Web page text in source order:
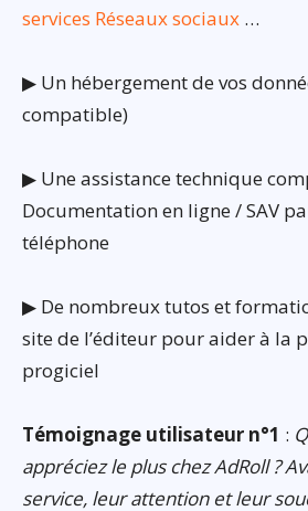
services Réseaux sociaux …
▶ Un hébergement de vos
compatible)
▶ Une assistance technique
Documentation en ligne / SAV
téléphone
▶ De nombreux tutos et
site de l’éditeur pour aider à la
progiciel
Témoignage utilisateur n°1 :
appréciez le plus chez AdRoll ?
service, leur attention et leur